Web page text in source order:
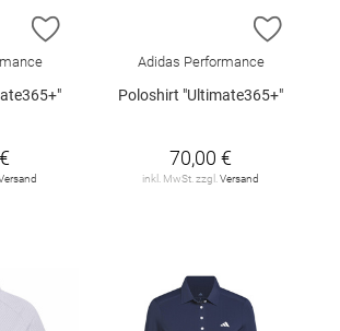
ZUR WUNSCHLISTE HINZUFÜGEN
ZUR
Adidas Performance
Poloshirt "Ultimate365+"
70,00 €
inkl. MwSt. zzgl.Versand